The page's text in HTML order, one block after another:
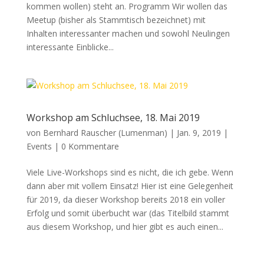
kommen wollen) steht an. Programm Wir wollen das
Meetup (bisher als Stammtisch bezeichnet) mit
Inhalten interessanter machen und sowohl Neulingen
interessante Einblicke...
Workshop am Schluchsee, 18. Mai 2019
von Bernhard Rauscher (Lumenman) | Jan. 9, 2019 |
Events | 0 Kommentare
Viele Live-Workshops sind es nicht, die ich gebe. Wenn
dann aber mit vollem Einsatz! Hier ist eine Gelegenheit
für 2019, da dieser Workshop bereits 2018 ein voller
Erfolg und somit überbucht war (das Titelbild stammt
aus diesem Workshop, und hier gibt es auch einen...